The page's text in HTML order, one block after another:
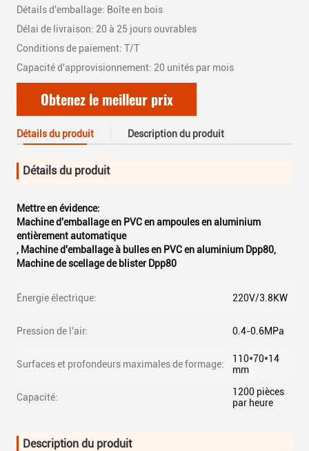
Détails d'emballage: Boîte en bois
Délai de livraison: 20 à 25 jours ouvrables
Conditions de paiement: T/T
Capacité d'approvisionnement: 20 unités par mois
Obtenez le meilleur prix
Détails du produit Description du produit
Détails du produit
Mettre en évidence:
Machine d'emballage en PVC en ampoules en aluminium
entièrement automatique
, Machine d'emballage à bulles en PVC en aluminium Dpp80,
Machine de scellage de blister Dpp80
Énergie électrique: 220V/3.8KW
Pression de l'air: 0.4-0.6MPa
Surfaces et profondeurs maximales de formage:
110*70*14
mm
Capacité:
1200 pièces
par heure
Description du produit